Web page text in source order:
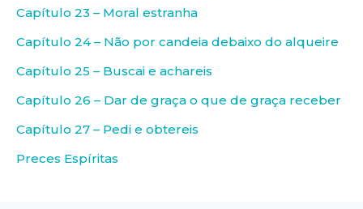
Capítulo 23 – Moral estranha
Capítulo 24 – Não por candeia debaixo do alqueire
Capítulo 25 – Buscai e achareis
Capítulo 26 – Dar de graça o que de graça receber
Capítulo 27 – Pedi e obtereis
Preces Espíritas